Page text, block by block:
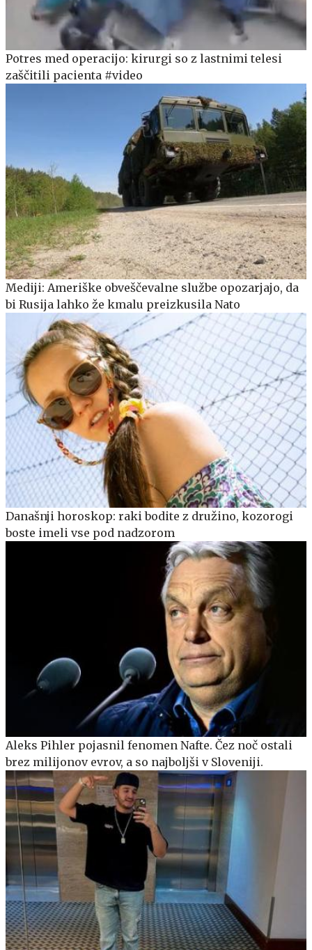
Potres med operacijo: kirurgi so z lastnimi telesi
zaščitili pacienta #video
Mediji: Ameriške obveščevalne službe opozarjajo, da
bi Rusija lahko že kmalu preizkusila Nato
Današnji horoskop: raki bodite z družino, kozorogi
boste imeli vse pod nadzorom
Aleks Pihler pojasnil fenomen Nafte. Čez noč ostali
brez milijonov evrov, a so najboljši v Sloveniji.